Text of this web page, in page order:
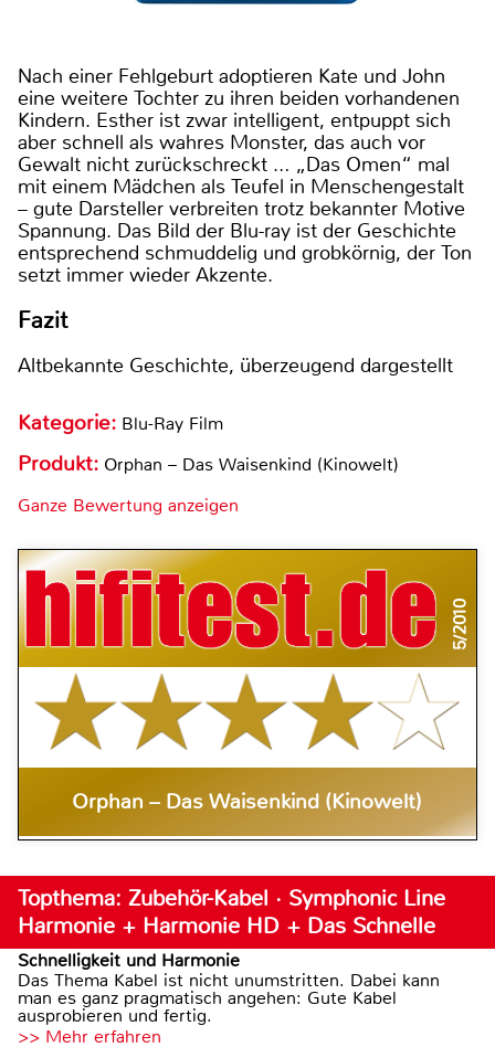
Nach einer Fehlgeburt adoptieren Kate und John
eine weitere Tochter zu ihren beiden vorhandenen
Kindern. Esther ist zwar intelligent, entpuppt sich
aber schnell als wahres Monster, das auch vor
Gewalt nicht zurückschreckt … „Das Omen“ mal
mit einem Mädchen als Teufel in Menschengestalt
– gute Darsteller verbreiten trotz bekannter Motive
Spannung. Das Bild der Blu-ray ist der Geschichte
entsprechend schmuddelig und grobkörnig, der Ton
setzt immer wieder Akzente.
Fazit
Altbekannte Geschichte, überzeugend dargestellt
Kategorie: Blu-Ray Film
Produkt: Orphan – Das Waisenkind (Kinowelt)
Ganze Bewertung anzeigen
5/2010
Orphan – Das Waisenkind (Kinowelt)
Topthema: Zubehör-Kabel · Symphonic Line
Harmonie + Harmonie HD + Das Schnelle
Schnelligkeit und Harmonie
Das Thema Kabel ist nicht unumstritten. Dabei kann
man es ganz pragmatisch angehen: Gute Kabel
ausprobieren und fertig.
>> Mehr erfahren